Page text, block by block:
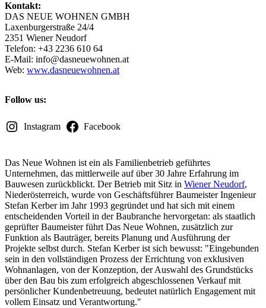
Kontakt:
DAS NEUE WOHNEN GMBH
Laxenburgerstraße 24/4
2351 Wiener Neudorf
Telefon: +43 2236 610 64
E-Mail: info@dasneuewohnen.at
Web: www.dasneuewohnen.at
Follow us:
Instagram Facebook
Das Neue Wohnen ist ein als Familienbetrieb geführtes
Unternehmen, das mittlerweile auf über 30 Jahre Erfahrung im
Bauwesen zurückblickt. Der Betrieb mit Sitz in Wiener Neudorf,
Niederösterreich, wurde von Geschäftsführer Baumeister Ingenieur
Stefan Kerber im Jahr 1993 gegründet und hat sich mit einem
entscheidenden Vorteil in der Baubranche hervorgetan: als staatlich
geprüfter Baumeister führt Das Neue Wohnen, zusätzlich zur
Funktion als Bauträger, bereits Planung und Ausführung der
Projekte selbst durch. Stefan Kerber ist sich bewusst: "Eingebunden
sein in den vollständigen Prozess der Errichtung von exklusiven
Wohnanlagen, von der Konzeption, der Auswahl des Grundstücks
über den Bau bis zum erfolgreich abgeschlossenen Verkauf mit
persönlicher Kundenbetreuung, bedeutet natürlich Engagement mit
vollem Einsatz und Verantwortung."